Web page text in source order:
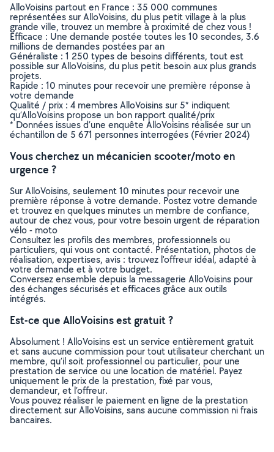
AlloVoisins partout en France : 35 000 communes
représentées sur AlloVoisins, du plus petit village à la plus
grande ville, trouvez un membre à proximité de chez vous !
Efficace : Une demande postée toutes les 10 secondes, 3.6
millions de demandes postées par an
Généraliste : 1 250 types de besoins différents, tout est
possible sur AlloVoisins, du plus petit besoin aux plus grands
projets.
Rapide : 10 minutes pour recevoir une première réponse à
votre demande
Qualité / prix : 4 membres AlloVoisins sur 5* indiquent
qu’AlloVoisins propose un bon rapport qualité/prix
* Données issues d’une enquête AlloVoisins réalisée sur un
échantillon de 5 671 personnes interrogées (Février 2024)
Vous cherchez un mécanicien scooter/moto en
urgence ?
Sur AlloVoisins, seulement 10 minutes pour recevoir une
première réponse à votre demande. Postez votre demande
et trouvez en quelques minutes un membre de confiance,
autour de chez vous, pour votre besoin urgent de réparation
vélo - moto
Consultez les profils des membres, professionnels ou
particuliers, qui vous ont contacté. Présentation, photos de
réalisation, expertises, avis : trouvez l'offreur idéal, adapté à
votre demande et à votre budget.
Conversez ensemble depuis la messagerie AlloVoisins pour
des échanges sécurisés et efficaces grâce aux outils
intégrés.
Est-ce que AlloVoisins est gratuit ?
Absolument ! AlloVoisins est un service entièrement gratuit
et sans aucune commission pour tout utilisateur cherchant un
membre, qu’il soit professionnel ou particulier, pour une
prestation de service ou une location de matériel. Payez
uniquement le prix de la prestation, fixé par vous,
demandeur, et l’offreur.
Vous pouvez réaliser le paiement en ligne de la prestation
directement sur AlloVoisins, sans aucune commission ni frais
bancaires.